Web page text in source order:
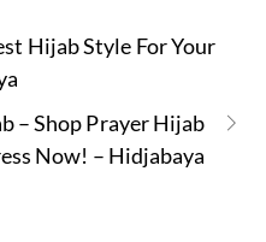
Hijab Style For Your
– Shop Prayer Hijab
Now! – Hidjabaya